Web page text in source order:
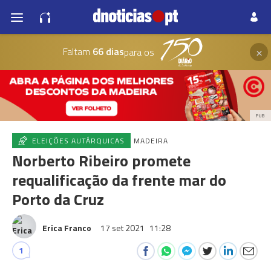
Faltam 66 diaspara os ×
PUB
ELEIÇÕES AUTÁRQUICAS MADEIRA
Norberto Ribeiro promete
requalificação da frente mar do
Porto da Cruz
Erica Franco 17 set 2021 11:28
1